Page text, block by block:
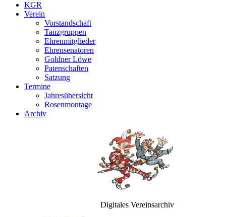
KGR
Verein
Vorstandschaft
Tanzgruppen
Ehrenmitglieder
Ehrensenatoren
Goldner Löwe
Patenschaften
Satzung
Termine
Jahresübersicht
Rosenmontage
Archiv
Digitales Vereinsarchiv